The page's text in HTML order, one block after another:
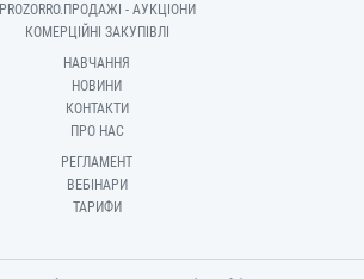
PROZORRO.ПРОДАЖІ - АУКЦІОНИ
КОМЕРЦІЙНІ ЗАКУПІВЛІ
НАВЧАННЯ
НОВИНИ
КОНТАКТИ
ПРО НАС
РЕГЛАМЕНТ
ВЕБІНАРИ
ТАРИФИ